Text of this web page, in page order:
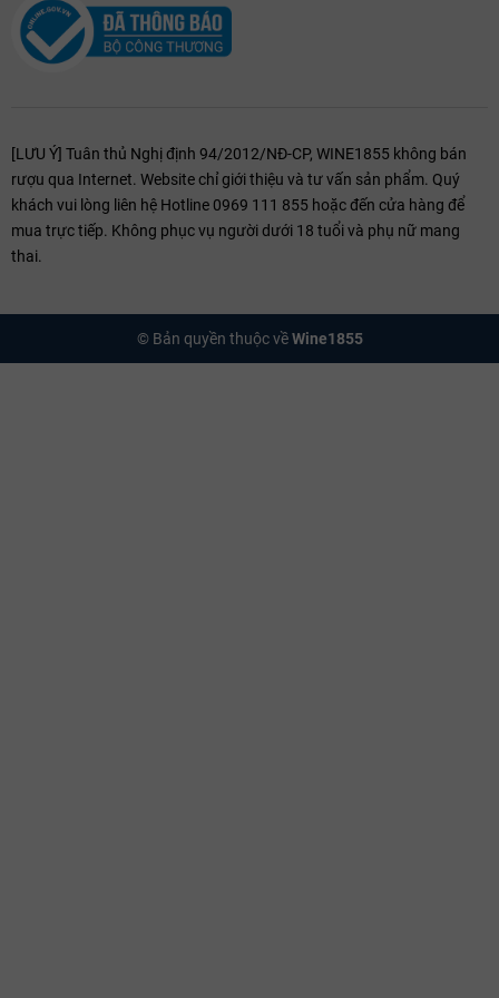
Thưởng Thức Hương Vị Rượu Vang Đỏ Castiglioni Chianti
vang này trở thành lựa chọn hàng đầu trong những bữa tiệc gặp
gỡ bạn bè, khách hàng, đối tác. Chai vang Ý này phù hợp với các
món ăn như mì ống sốt thịt, gà quay, thịt bò, phô mai…
Quà Tặng Doanh Nghiệp Rượu Vang Ý Castiglioni Chianti
Từ gia tộc Frescobaldi danh giá, đây là dòng rượu vang đỏ chất
lượng, được nhiều tín đồ rượu vang yêu thích. Đi kèm cùng hộp
[LƯU Ý] Tuân thủ Nghị định 94/2012/NĐ-CP, WINE1855 không bán
rượu qua Internet. Website chỉ giới thiệu và tư vấn sản phẩm. Quý
khách vui lòng liên hệ Hotline 0969 111 855 hoặc đến cửa hàng để
mua trực tiếp. Không phục vụ người dưới 18 tuổi và phụ nữ mang
thai.
© Bản quyền thuộc vềWine1855